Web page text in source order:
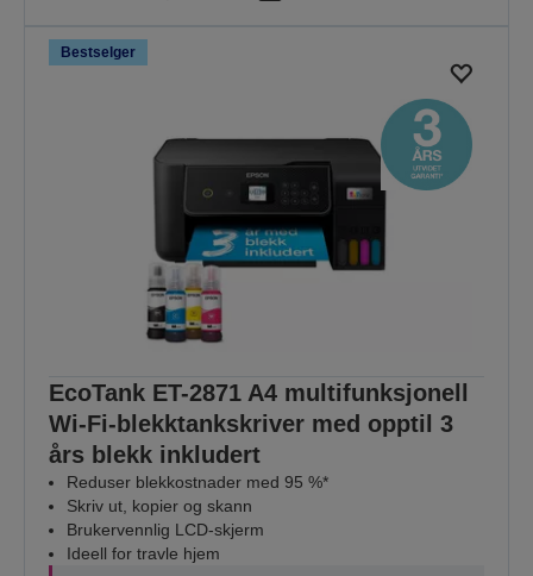
Bestselger
EcoTank ET-2871 A4 multifunksjonell
Wi-Fi-blekktankskriver med opptil 3
års blekk inkludert
Reduser blekkostnader med 95 %*
Skriv ut, kopier og skann
Brukervennlig LCD-skjerm
Ideell for travle hjem